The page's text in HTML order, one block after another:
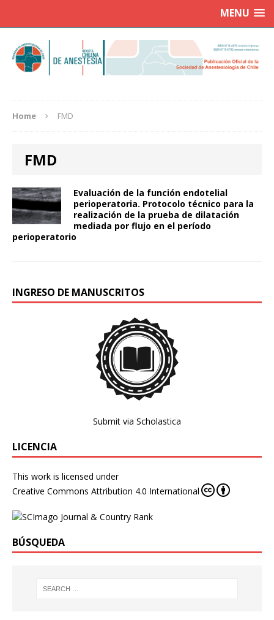
MENU
Home FMD
FMD
Evaluación de la función endotelial
perioperatoria. Protocolo técnico para la
realización de la prueba de dilatación
mediada por flujo en el período
perioperatorio
INGRESO DE MANUSCRITOS
Submit via Scholastica
LICENCIA
This work is licensed under
Creative Commons Attribution 4.0 International
BÚSQUEDA